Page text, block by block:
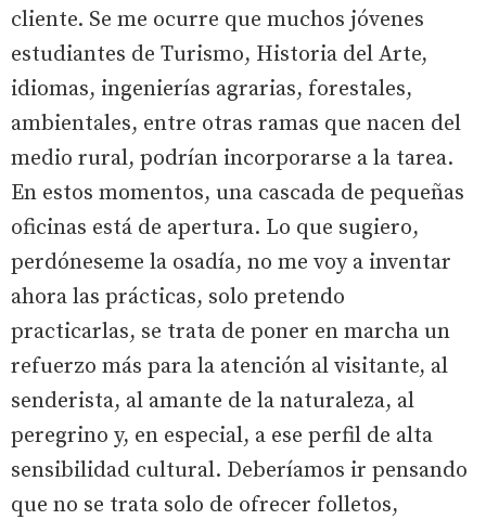
cliente. Se me ocurre que muchos jóvenes
estudiantes de Turismo, Historia del Arte,
idiomas, ingenierías agrarias, forestales,
ambientales, entre otras ramas que nacen del
medio rural, podrían incorporarse a la tarea.
En estos momentos, una cascada de pequeñas
oficinas está de apertura. Lo que sugiero,
perdóneseme la osadía, no me voy a inventar
ahora las prácticas, solo pretendo
practicarlas, se trata de poner en marcha un
refuerzo más para la atención al visitante, al
senderista, al amante de la naturaleza, al
peregrino y, en especial, a ese perfil de alta
sensibilidad cultural. Deberíamos ir pensando
que no se trata solo de ofrecer folletos,